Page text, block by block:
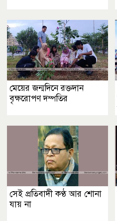
মেয়ের জন্মদিনে রক্তদান
বৃক্ষরোপণ দম্পতির
সেই প্রতিবাদী কণ্ঠ আর শোনা
যায় না